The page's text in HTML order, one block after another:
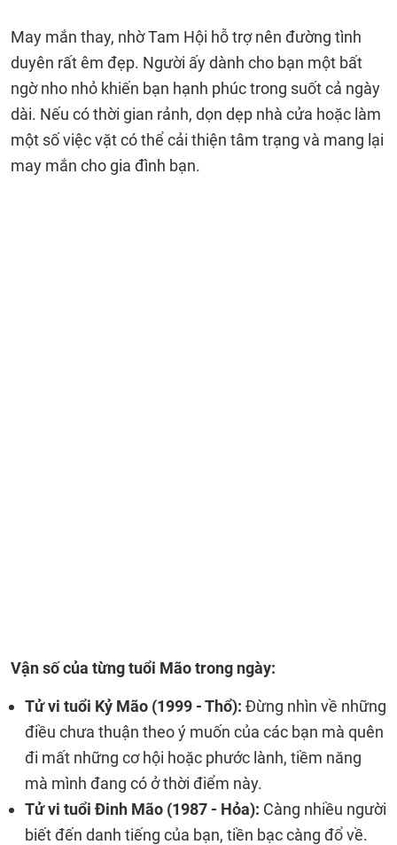
May mắn thay, nhờ Tam Hội hỗ trợ nên đường tình
duyên rất êm đẹp. Người ấy dành cho bạn một bất
ngờ nho nhỏ khiến bạn hạnh phúc trong suốt cả ngày
dài. Nếu có thời gian rảnh, dọn dẹp nhà cửa hoặc làm
một số việc vặt có thể cải thiện tâm trạng và mang lại
may mắn cho gia đình bạn.
Vận số của từng tuổi Mão trong ngày:
Tử vi tuổi Kỷ Mão (1999 - Thổ): Đừng nhìn về những
điều chưa thuận theo ý muốn của các bạn mà quên
đi mất những cơ hội hoặc phước lành, tiềm năng
mà mình đang có ở thời điểm này.
Tử vi tuổi Đinh Mão (1987 - Hỏa): Càng nhiều người
biết đến danh tiếng của bạn, tiền bạc càng đổ về.